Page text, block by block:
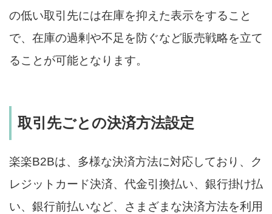
の低い取引先には在庫を抑えた表示をすること
で、在庫の過剰や不足を防ぐなど販売戦略を立て
ることが可能となります。
取引先ごとの決済方法設定
楽楽B2Bは、多様な決済方法に対応しており、ク
レジットカード決済、代金引換払い、銀行掛け払
い、銀行前払いなど、さまざまな決済方法を利用